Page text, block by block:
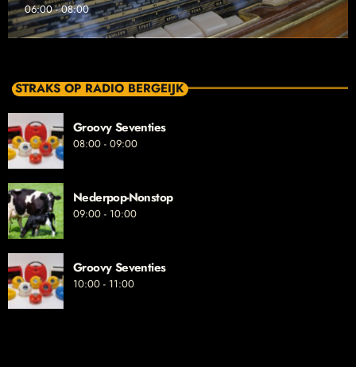
06:00 - 08:00
STRAKS OP RADIO BERGEIJK
Groovy Seventies
08:00 - 09:00
Nederpop-Nonstop
09:00 - 10:00
Groovy Seventies
10:00 - 11:00